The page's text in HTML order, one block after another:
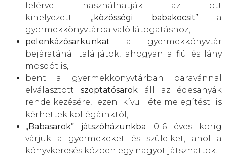
felérve használhatják az ott
kihelyezett „közösségi babakocsit” a
gyermekkönyvtárba való látogatáshoz,
pelenkázósarkunkat a gyermekkönyvtár
bejáratánál találjátok, ahogyan a fiú és lány
mosdót is,
bent a gyermekkönyvtárban paravánnal
elválasztott szoptatósarok áll az édesanyák
rendelkezésére, ezen kívül ételmelegítést is
kérhettek kollégáinktól,
„Babasarok” játszóházunkba 0-6 éves korig
várjuk a gyermekeket és szüleiket, ahol a
könyvkeresés közben egy nagyot játszhattok!